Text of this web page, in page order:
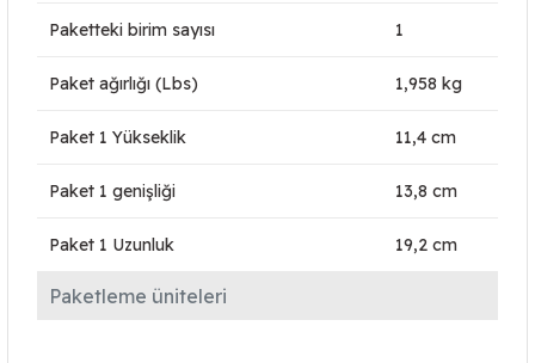
Paketleme üniteleri
Paketteki birim sayısı 1
Paket ağırlığı (Lbs) 1,958 kg
Paket 1 Yükseklik 11,4 cm
Paket 1 genişliği 13,8 cm
Paket 1 Uzunluk 19,2 cm